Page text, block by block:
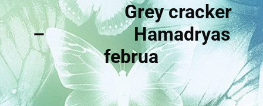
Grey cracker
– Hamadryas
februa